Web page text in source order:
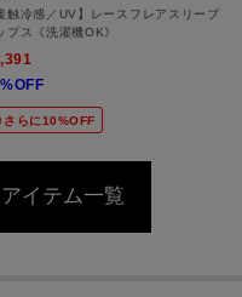
触冷感／UV】レースフレアスリーブ
プス《洗濯機OK》
さらに10%OFF
イテム一覧